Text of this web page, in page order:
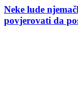
Neke lude
povjerovati da